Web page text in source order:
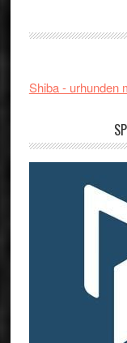
Shiba - urhunden